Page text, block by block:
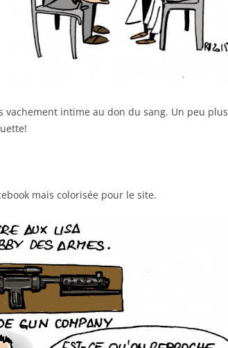
vachement intime au don du sang. Un peu plus
mais colorisée pour le site.